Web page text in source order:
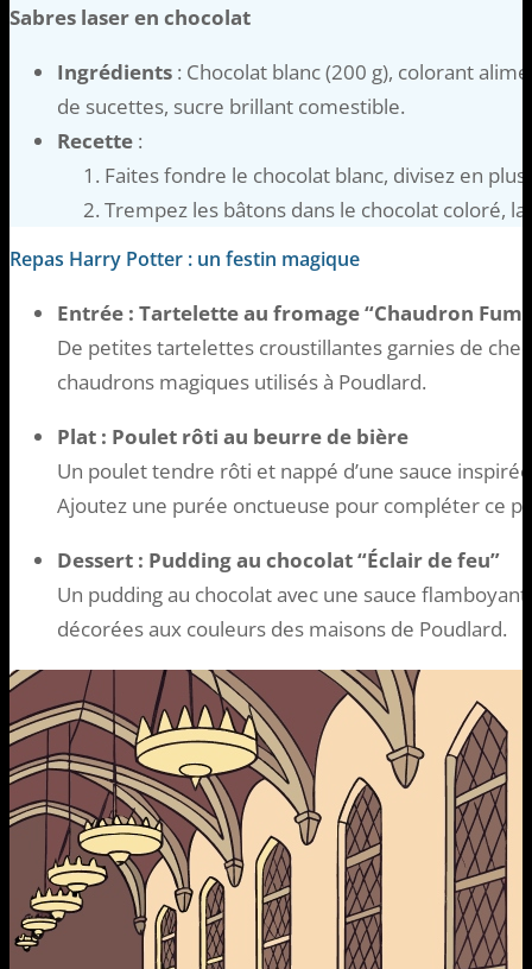
Sabres laser en chocolat
Ingrédients : Chocolat blanc (200 g), colorant
de sucettes, sucre brillant comestible.
Recette :
Faites fondre le chocolat blanc, divisez en
Trempez les bâtons dans le chocolat coloré,
Repas Harry Potter : un festin magique
Entrée : Tartelette au fromage “Chaudron
De petites tartelettes croustillantes garnies de
chaudrons magiques utilisés à Poudlard.
Plat : Poulet rôti au beurre de bière
Un poulet tendre rôti et nappé d’une sauce
Ajoutez une purée onctueuse pour compléter ce
Dessert : Pudding au chocolat “Éclair de feu”
Un pudding au chocolat avec une sauce
décorées aux couleurs des maisons de Poudlard.